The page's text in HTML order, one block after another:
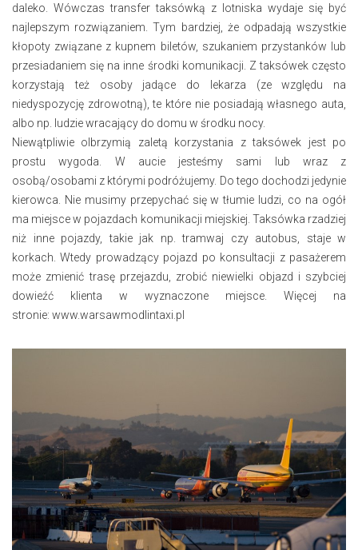
daleko. Wówczas transfer taksówką z lotniska wydaje się być
najlepszym rozwiązaniem. Tym bardziej, że odpadają wszystkie
kłopoty związane z kupnem biletów, szukaniem przystanków lub
przesiadaniem się na inne środki komunikacji. Z taksówek często
korzystają też osoby jadące do lekarza (ze względu na
niedyspozycję zdrowotną), te które nie posiadają własnego auta,
albo np. ludzie wracający do domu w środku nocy.
Niewątpliwie olbrzymią zaletą korzystania z taksówek jest po
prostu wygoda. W aucie jesteśmy sami lub wraz z
osobą/osobami z którymi podróżujemy. Do tego dochodzi jedynie
kierowca. Nie musimy przepychać się w tłumie ludzi, co na ogół
ma miejsce w pojazdach komunikacji miejskiej. Taksówka rzadziej
niż inne pojazdy, takie jak np. tramwaj czy autobus, staje w
korkach. Wtedy prowadzący pojazd po konsultacji z pasażerem
może zmienić trasę przejazdu, zrobić niewielki objazd i szybciej
dowieźć klienta w wyznaczone miejsce. Więcej na
stronie: www.warsawmodlintaxi.pl